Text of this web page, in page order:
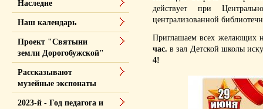
действует при
централизованной
Приглашаем всех желающих
час. в зал Детской школы
4!
Наследие
Наш календарь
Проект "Святыни
земли Дорогобужской"
Рассказывают
музейные экспонаты
2023-й - Год педагога и